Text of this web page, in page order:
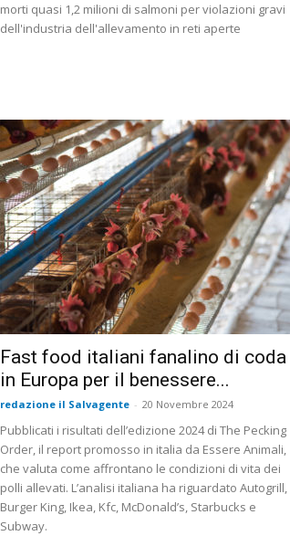
morti quasi 1,2 milioni di salmoni per violazioni gravi
dell'industria dell'allevamento in reti aperte
Fast food italiani fanalino di coda
in Europa per il benessere...
redazione il Salvagente - 20 Novembre 2024
Pubblicati i risultati dell’edizione 2024 di The Pecking
Order, il report promosso in italia da Essere Animali,
che valuta come affrontano le condizioni di vita dei
polli allevati. L’analisi italiana ha riguardato Autogrill,
Burger King, Ikea, Kfc, McDonald’s, Starbucks e
Subway.